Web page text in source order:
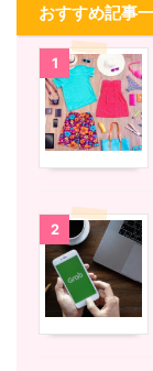
おすすめ記事
1
2